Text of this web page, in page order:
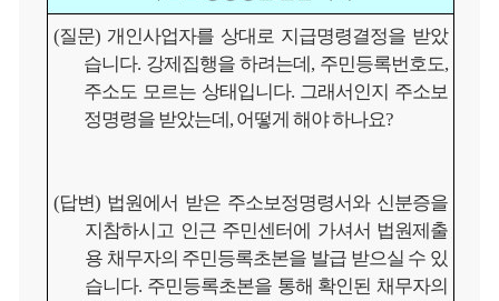
(질문) 개인사업자를 상대로 지급명령결정을 받았
습니다. 강제집행을 하려는데, 주민등록번호도,
주소도 모르는 상태입니다. 그래서인지 주소보
정명령을 받았는데, 어떻게 해야 하나요?
(답변) 법원에서 받은 주소보정명령서와 신분증을
지참하시고 인근 주민센터에 가셔서 법원제출
용 채무자의 주민등록초본을 발급 받으실 수 있
습니다. 주민등록초본을 통해 확인된 채무자의